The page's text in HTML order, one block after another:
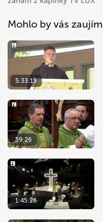
Mohlo by vás
5:33:15
59:26
1:45:26